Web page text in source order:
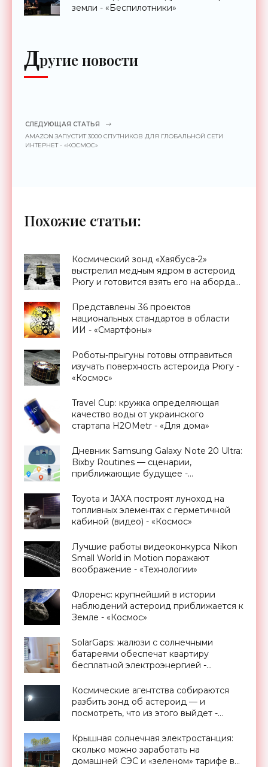
земли - «Беспилотники»
Другие новости
СЛЕДУЮЩАЯ СТАТЬЯ
AMAZON ЗАПУСТИТ 3000 СПУТНИКОВ ДЛЯ ГЛОБАЛЬНОЙ СЕТИ
ИНТЕРНЕТ - «КОСМОС»
Похожие статьи:
Космический зонд «Хаябуса-2»
выстрелил медным ядром в астероид
Рюгу и готовится взять его на абордаж
Представлены 36 проектов
национальных стандартов в области
ИИ - «Смартфоны»
Роботы-прыгуны готовы отправиться
изучать поверхность астероида Рюгу -
«Космос»
Travel Cup: кружка определяющая
качество воды от украинского
стартапа H2OMetr - «Для дома»
Дневник Samsung Galaxy Note 20 Ultra:
Bixby Routines — сценарии,
приближающие будущее -
Toyota и JAXA построят луноход на
топливных элементах с герметичной
кабиной (видео) - «Космос»
Лучшие работы видеоконкурса Nikon
Small World in Motion поражают
воображение - «Технологии»
Флоренс: крупнейший в истории
наблюдений астероид приближается к
Земле - «Космос»
SolarGaps: жалюзи с солнечными
батареями обеспечат квартиру
бесплатной электроэнергией -
Космические агентства собираются
разбить зонд об астероид — и
посмотреть, что из этого выйдет -
Крышная солнечная электростанция:
сколько можно заработать на
домашней СЭС и «зеленом» тарифе в